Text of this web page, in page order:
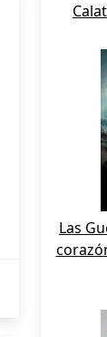
Las